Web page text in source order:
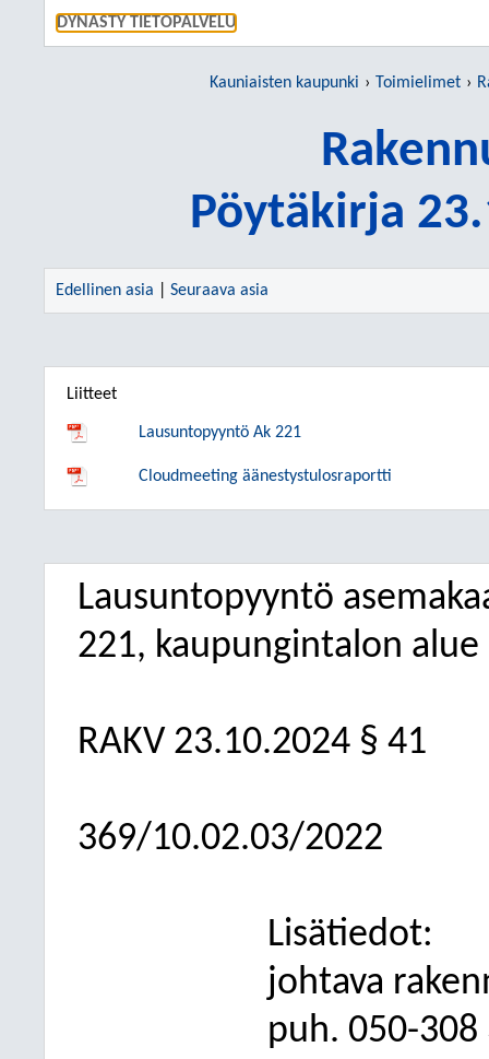
DYNASTY TIETOPALVELU
Kauniaisten kaupunki Toimielimet
Pöytäkirja
Edellinen asia Seuraava asia
Liitteet
Lausuntopyyntö Ak 221
Cloudmeeting äänestystulosraportti
Lausuntopyyntö
221, kaupungintalon alue
RAKV 23.10.2024 § 41
369/10.02.03/2022
Lisätiedot:
johtava
puh. 050-308